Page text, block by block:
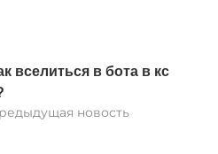
вселиться в бота в кс
новость